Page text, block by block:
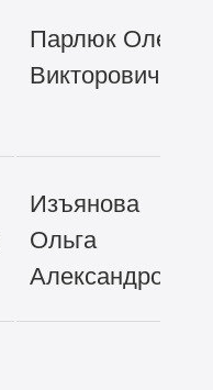
Парлюк Олег
Викторович
Изъянова
Ольга
Александровна